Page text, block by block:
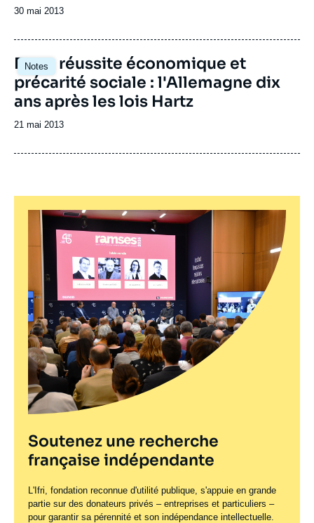
Date
publication
30 mai 2013
Notes
Entre réussite économique et
précarité sociale : l'Allemagne dix
ans après les lois Hartz
Date
publication
21 mai 2013
Soutenez une recherche
française indépendante
L'Ifri, fondation reconnue d'utilité publique, s'appuie en grande
partie sur des donateurs privés – entreprises et particuliers –
pour garantir sa pérennité et son indépendance intellectuelle.